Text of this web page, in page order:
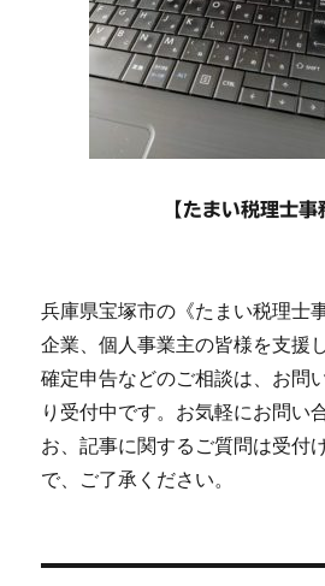
【たまい税理士事
兵庫県宝塚市の《たまい税理士
企業、個人事業主の皆様を支援
確定申告などのご相談は、お問
り受付中です。お気軽にお問い
お、記事に関するご質問は受付
で、ご了承ください。